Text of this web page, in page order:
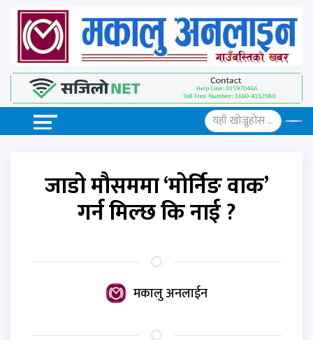
जाडो मौसममा ‘मोर्निङ वाक’
गर्न मिल्छ कि नाई ?
मकालु अनलाईन